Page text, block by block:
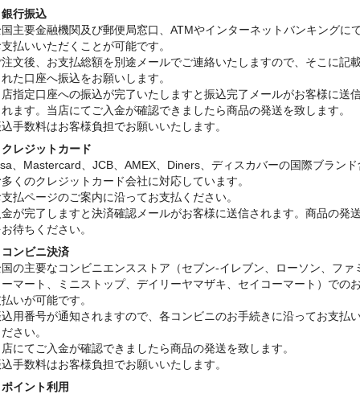
行振込
主要金融機関及び郵便局窓口、ATMやインターネットバンキングに
払いいただくことが可能です。
文後、お支払総額を別途メールでご連絡いたしますので、そこに記
た口座へ振込をお願いします。
指定口座への振込が完了いたしますと振込完了メールがお客様に送
ます。当店にてご入金が確認できましたら商品の発送を致します。
手数料はお客様負担でお願いいたします。
レジットカード
、Mastercard、JCB、AMEX、Diners、ディスカバーの国際ブランド
くのクレジットカード会社に対応しています。
払ページのご案内に沿ってお支払ください。
が完了しますと決済確認メールがお客様に送信されます。商品の発
待ちください。
ンビニ決済
の主要なコンビニエンスストア（セブン-イレブン、ローソン、ファ
マート、ミニストップ、デイリーヤマザキ、セイコーマート）での
いが可能です。
用番号が通知されますので、各コンビニのお手続きに沿ってお支払
さい。
にてご入金が確認できましたら商品の発送を致します。
手数料はお客様負担でお願いいたします。
イント利用